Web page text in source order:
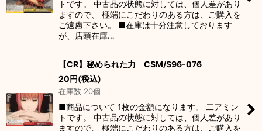
トです。 中古品の状態に対しては、個人差があり
ますので、 極端にこだわりのある方は、ご購入を
ご遠慮下さい。 ■在庫は十分注意しております
が、店頭在庫…
【CR】秘められた力 CSM/S96-076
20円(税込)
在庫数 20個
■商品について 1枚の金額になります。 二アミン
トです。 中古品の状態に対しては、個人差があり
ますので、 極端にこだわりのある方は、ご購入を